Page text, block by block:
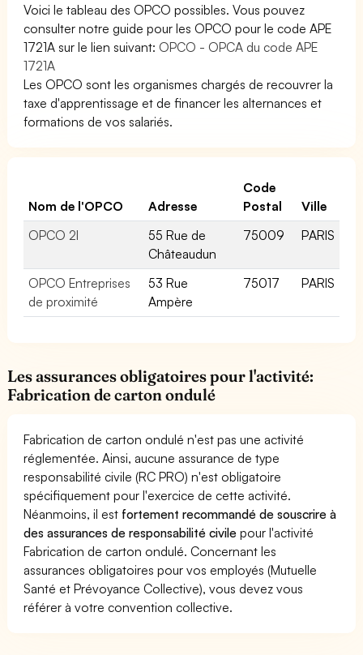
Voici le tableau des OPCO possibles. Vous pouvez
consulter notre guide pour les OPCO pour le code APE
1721A sur le lien suivant: OPCO - OPCA du code APE
1721A
Les OPCO sont les organismes chargés de recouvrer la
taxe d'apprentissage et de financer les alternances et
formations de vos salariés.
Nom de l'OPCO Adresse
Code
Postal
Ville
OPCO 2I
55 Rue de
Châteaudun
75009 PARIS
OPCO Entreprises
de proximité
53 Rue
Ampère
75017 PARIS
Les assurances obligatoires pour l'activité:
Fabrication de carton ondulé
Fabrication de carton ondulé n'est pas une activité
réglementée. Ainsi, aucune assurance de type
responsabilité civile (RC PRO) n'est obligatoire
spécifiquement pour l'exercice de cette activité.
Néanmoins, il est fortement recommandé de souscrire à
des assurances de responsabilité civile pour l'activité
Fabrication de carton ondulé. Concernant les
assurances obligatoires pour vos employés (Mutuelle
Santé et Prévoyance Collective), vous devez vous
référer à votre convention collective.